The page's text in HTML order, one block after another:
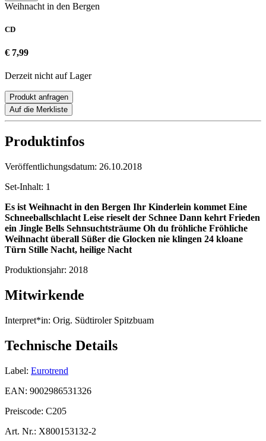
Weihnacht in den Bergen
CD
€ 7,99
Derzeit nicht auf Lager
Produkt anfragen
Auf die Merkliste
Produktinfos
Veröffentlichungsdatum: 26.10.2018
Set-Inhalt: 1
Es ist Weihnacht in den Bergen Ihr Kinderlein kommet Eine
Schneeballschlacht Leise rieselt der Schnee Dann kehrt Frieden
ein Jingle Bells Sehnsuchtsträume Oh du fröhliche Fröhliche
Weihnacht überall Süßer die Glocken nie klingen 24 kloane
Türn Stille Nacht, heilige Nacht
Produktionsjahr: 2018
Mitwirkende
Interpret*in: Orig. Südtiroler Spitzbuam
Technische Details
Label: Eurotrend
EAN: 9002986531326
Preiscode: C205
Art. Nr.: X800153132-2